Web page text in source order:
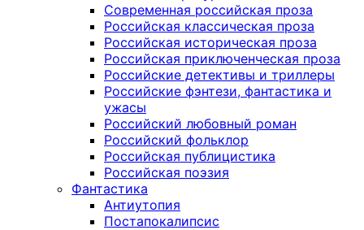
Современная российская проза
Российская классическая проза
Российская историческая проза
Российская приключенческая проза
Российские детективы и триллеры
Российские фэнтези, фантастика и
ужасы
Российский любовный роман
Российский фольклор
Российская публицистика
Российская поэзия
Фантастика
Антиутопия
Постапокалипсис